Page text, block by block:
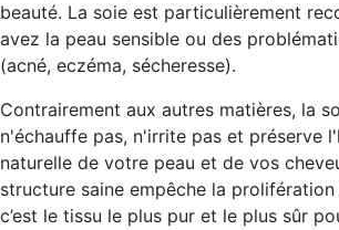
beauté. La soie est particulièrement
avez la peau sensible ou des
(acné, eczéma, sécheresse).
Contrairement aux autres matières, la
n'échauffe pas, n'irrite pas et préserve
naturelle de votre peau et de vos
structure saine empêche la prolifération
c’est le tissu le plus pur et le plus sûr